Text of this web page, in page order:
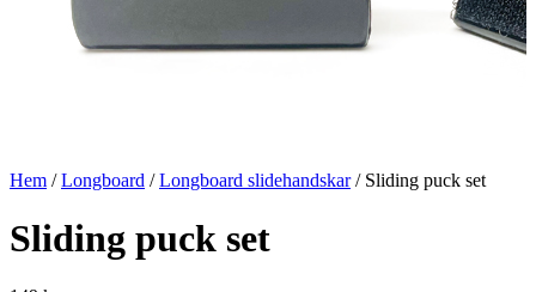
Hem /Longboard /Longboard slidehandskar/ Sliding puck set
Sliding puck set